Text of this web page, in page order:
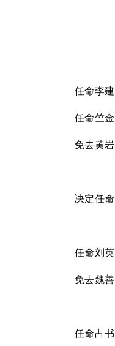
任命李
任命竺
免去黄
决定任
任命刘
免去魏
任命占